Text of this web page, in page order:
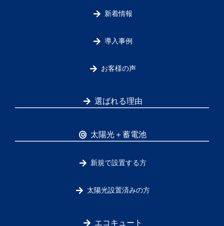
新着情報
導入事例
お客様の声
選ばれる理由
太陽光＋蓄電池
新規で設置する方
太陽光設置済みの方
エコキュート